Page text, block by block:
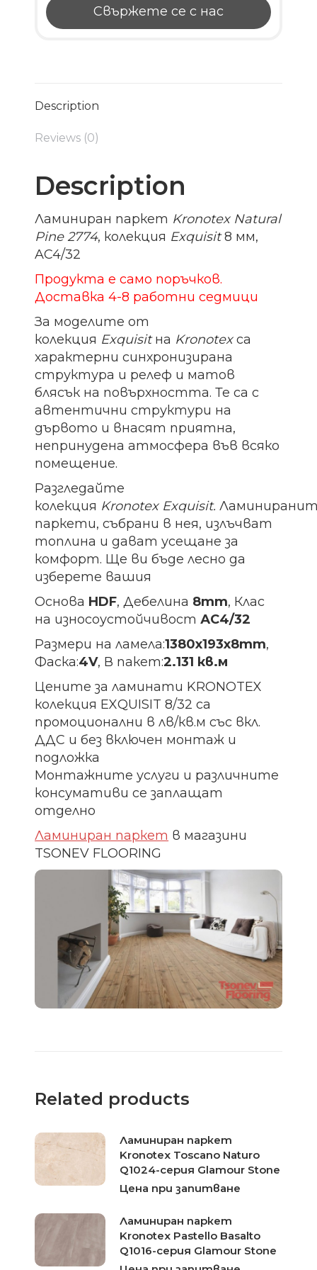
Свържете се с нас
Description
Reviews (0)
Description
Ламиниран паркет Kronotex Natural
Pine 2774, колекция Exquisit8 мм,
AC4/32
Продукта е само поръчков.
Доставка 4-8 работни седмици
За моделите от
колекция Exquisitна Kronotexса
характерни синхронизирана
структура и релеф и матов
блясък на повърхността. Те са с
автентични структури на
дървото и внасят приятна,
непринудена атмосфера във всяко
помещение.
Разгледайте
колекция Kronotex Exquisit.
паркети, събрани в нея, излъчват
топлина и дават усещане за
комфорт. Ще ви бъде лесно да
изберете вашия
Основа HDF, Дебелина 8mm, Клас
на износоустойчивостАС4/32
Размери на ламела:1380х193х8mm,
Фаска:4V, В пакет:2.131 кв.м
Цените за ламинати KRONOTEX
колекция EXQUISIT 8/32 са
промоционални в лв/кв.м със вкл.
ДДС и без включен монтаж и
подложка
Монтажните услуги и различните
консумативи се заплащат
отделно
Ламиниран паркет в магазини
TSONEV FLOORING
Related products
Ламиниран паркет
Kronotex Toscano Naturo
Q1024-серия Glamour Stone
Цена при запитване
Ламиниран паркет
Kronotex Pastello Basalto
Q1016-серия Glamour Stone